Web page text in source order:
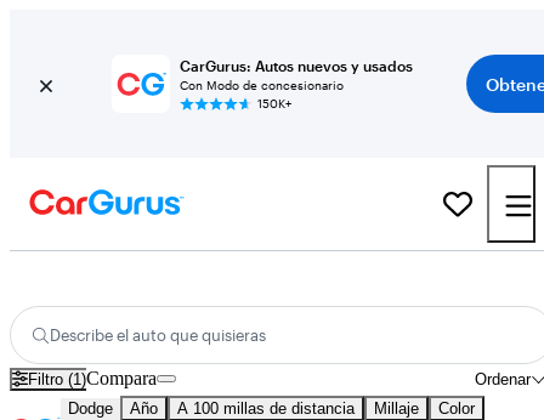
CarGurus: Autos nuevos y usados
Con Modo de concesionario
150K+
Describe el auto que quisieras
Filtro (1) Ordenar
Compara
Dodge Año A 100 millas de distancia Millaje Color